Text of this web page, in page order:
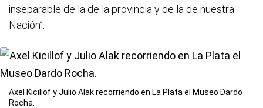
inseparable de la de la provincia y de la de nuestra
Nación”.
Axel Kicillof y Julio Alak recorriendo en La Plata el Museo Dardo
Rocha.